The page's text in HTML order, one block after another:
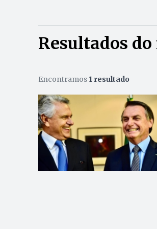
Resultados
Encontramos 1 resultado